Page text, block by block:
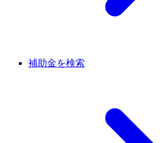
補助金を検索